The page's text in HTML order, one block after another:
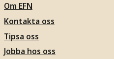
Om EFN
Kontakta oss
Tipsa oss
Jobba hos oss